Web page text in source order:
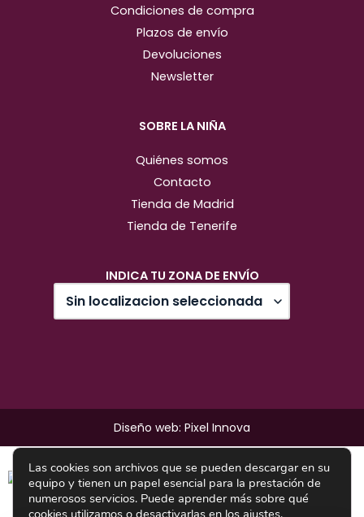
Condiciones de compra
Plazos de envío
Devoluciones
Newsletter
SOBRE LA NIÑA
Quiénes somos
Contacto
Tienda de Madrid
Tienda de Tenerife
INDICA TU ZONA DE ENVÍO
Diseño web: Pixel Innova
Las cookies son archivos que se pueden descargar en su
equipo y tienen un papel esencial para la prestación de
numerosos servicios. Puede aprender más sobre qué
cookies utilizamos o desactivarlas en los ajustes.